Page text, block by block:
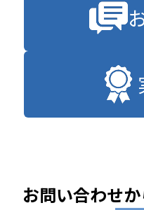
お問い合わせ